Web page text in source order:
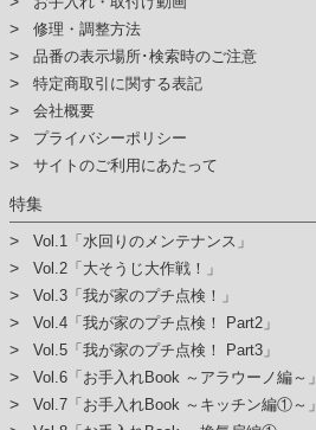
修理・調整方法
品番の表示場所･検索時のご注意
特定商取引に関する表記
会社概要
プライバシーポリシー
サイトのご利用にあたって
特集
Vol.1「水回りのメンテナンス」
Vol.2「大そうじ大作戦！」
Vol.3「我が家のプチ点検！」
Vol.4「我が家のプチ点検！ Part2」
Vol.5「我が家のプチ点検！ Part3」
Vol.6「お手入れBook ～アラウーノ編～」
Vol.7「お手入れBook ～キッチン編①～」